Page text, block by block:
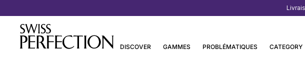
DISCOVER GAMMES PROBLÉMATIQUES CATEGORY